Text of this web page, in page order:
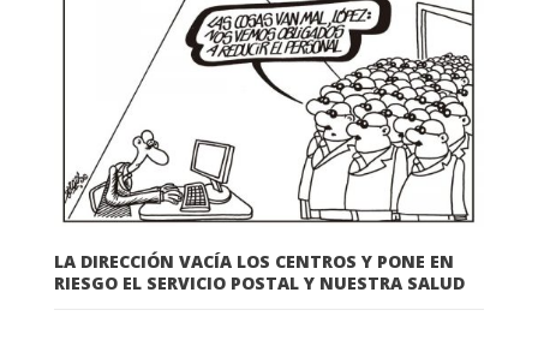
LA DIRECCIÓN VACÍA LOS CENTROS Y PONE EN
RIESGO EL SERVICIO POSTAL Y NUESTRA SALUD